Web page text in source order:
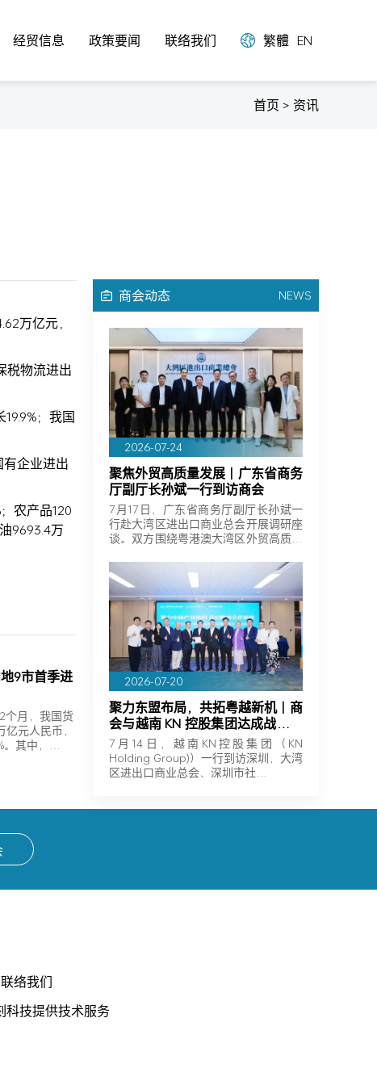
经贸信息 政策要闻 联络我们 繁體 EN
首页 > 资讯
万亿元，
税物流进出
；我国
企业进出
农产品120
9693.4万
9市首季进
个月，我国货
元人民币，
。其中，…
商会动态 NEWS
2026-07-24
聚焦外贸高质量发展｜广东省商务
厅副厅长孙斌一行到访商会
7月17日，广东省商务厅副厅长孙斌一
行赴大湾区进出口商业总会开展调研座
谈。双方围绕粤港澳大湾区外贸高质量
2026-07-20
聚力东盟布局，共拓粤越新机｜商
会与越南 KN 控股集团达成战略合
作
7月14日，越南KN控股集团（KN
Holding Group)）一行到访深圳，大湾
区进出口商业总会、深圳市社…
联络我们
科技提供技术服务